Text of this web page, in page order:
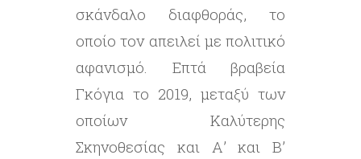
σκάνδαλο διαφθοράς, το
οποίο τον απειλεί με πολιτικό
αφανισμό. Επτά βραβεία
Γκόγια το 2019, μεταξύ των
οποίων Καλύτερης
Σκηνοθεσίας και Α’ και Β’